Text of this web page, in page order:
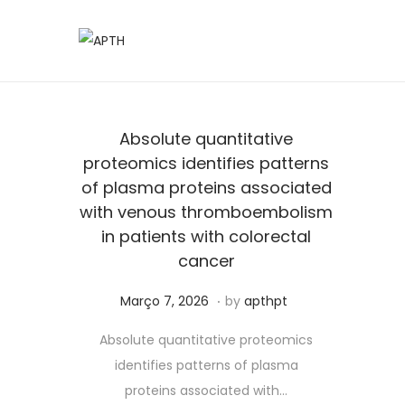
Absolute quantitative
proteomics identifies patterns
of plasma proteins associated
with venous thromboembolism
in patients with colorectal
cancer
Posted on
Março 7, 2026 J
n
h
o
. by apthpt
Absolute quantitative proteomics
identifies patterns of plasma
proteins associated with…